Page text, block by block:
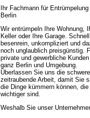
Ihr Fachmann für Entrümpelung
Berlin
Wir entrümpeln Ihre Wohnung,
Keller oder Ihre Garage.
besenrein, unkompliziert und
noch unglaublich preisgünstig.
private und gewerbliche
ganz Berlin und Umgebung.
Überlassen Sie uns die
zeitraubende Arbeit, damit Sie
die Dinge kümmern können, die
wichtiger sind.
Weshalb Sie unser